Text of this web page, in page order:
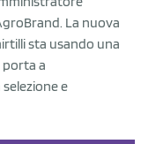
La nuova
sta usando una
porta a
e